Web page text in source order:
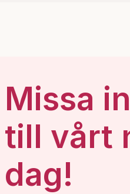
Missa
till vårt
dag!